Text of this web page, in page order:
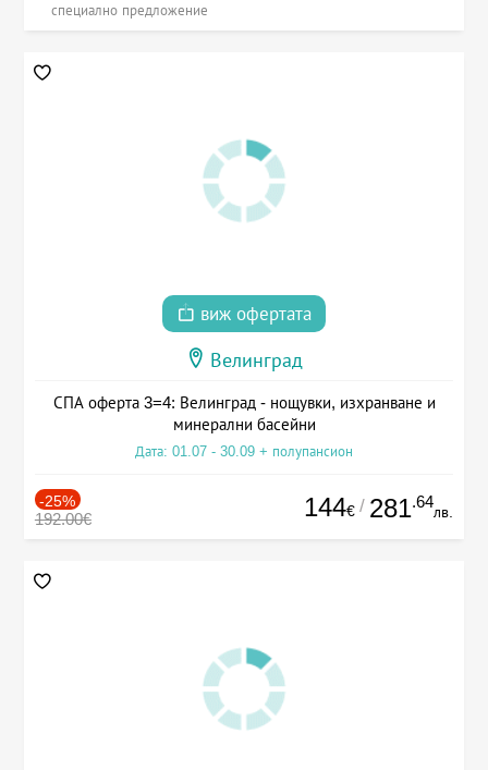
специално предложение
виж офертата
Велинград
СПА оферта 3=4: Велинград - нощувки, изхранване и
минерални басейни
Дата: 01.07 - 30.09 + полупансион
-25%
192.00€ 144€ / 281.64
лв.